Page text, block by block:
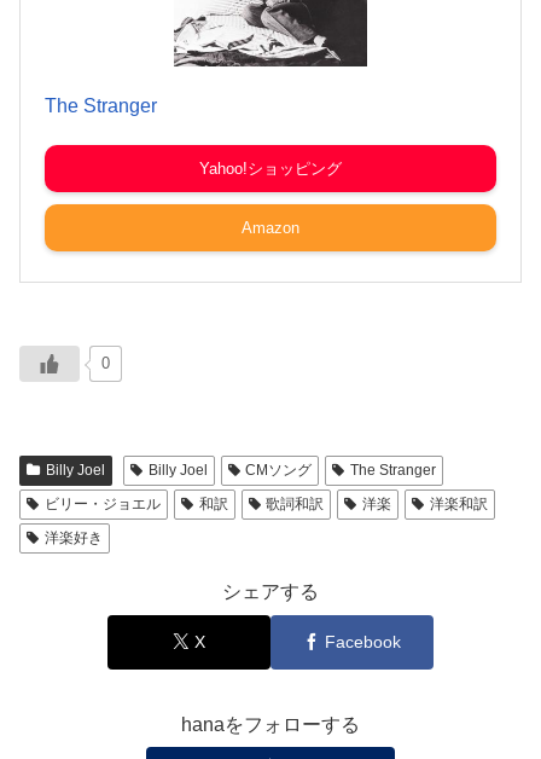
The Stranger
Yahoo!ショッピング
Amazon
0
Billy Joel Billy Joel CMソング
The Stranger
ビリー・ジョエル
和訳 歌詞和訳 洋楽
洋楽和訳
洋楽好き
シェアする
X Facebook
hanaをフォローする